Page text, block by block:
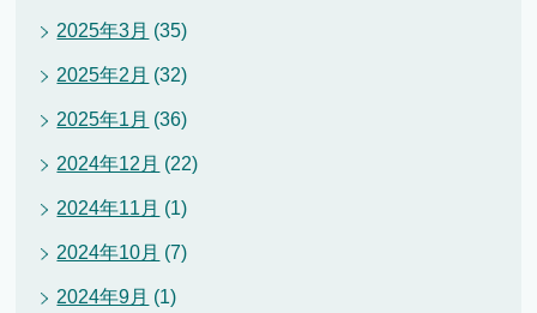
2025年3月 (35)
2025年2月 (32)
2025年1月 (36)
2024年12月 (22)
2024年11月 (1)
2024年10月 (7)
2024年9月 (1)